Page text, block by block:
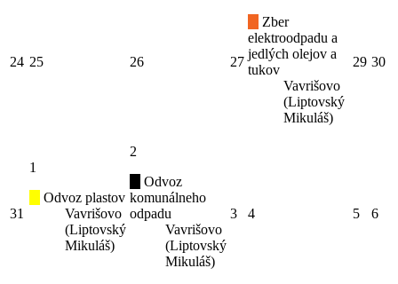
24 25 26 27
Zber
elektroodpadu a
jedlých olejov a
tukov
Vavrišovo
(Liptovský
Mikuláš)
29 30
31
1
Odvoz plastov
Vavrišovo
(Liptovský
Mikuláš)
2
Odvoz
komunálneho
odpadu
Vavrišovo
(Liptovský
Mikuláš)
3 4 5 6